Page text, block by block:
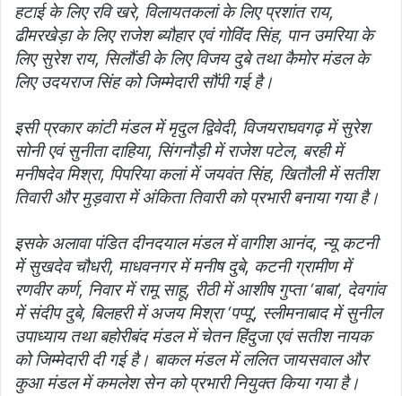
हटाई के लिए रवि खरे, विलायतकलां के लिए प्रशांत राय,
ढीमरखेड़ा के लिए राजेश ब्यौहार एवं गोविंद सिंह, पान उमरिया के
लिए सुरेश राय, सिलौंडी के लिए विजय दुबे तथा कैमोर मंडल के
लिए उदयराज सिंह को जिम्मेदारी सौंपी गई है।
इसी प्रकार कांटी मंडल में मृदुल द्विवेदी, विजयराघवगढ़ में सुरेश
सोनी एवं सुनीता दाहिया, सिंगनौड़ी में राजेश पटेल, बरही में
मनीषदेव मिश्रा, पिपरिया कलां में जयवंत सिंह, खितौली में सतीश
तिवारी और मुड़वारा में अंकिता तिवारी को प्रभारी बनाया गया है।
इसके अलावा पंडित दीनदयाल मंडल में वागीश आनंद, न्यू कटनी
में सुखदेव चौधरी, माधवनगर में मनीष दुबे, कटनी ग्रामीण में
रणवीर कर्ण, निवार में रामू साहू, रीठी में आशीष गुप्ता ‘बाबा’, देवगांव
में संदीप दुबे, बिलहरी में अजय मिश्रा ‘पप्पू’, स्लीमनाबाद में सुनील
उपाध्याय तथा बहोरीबंद मंडल में चेतन हिंदुजा एवं सतीश नायक
को जिम्मेदारी दी गई है। बाकल मंडल में ललित जायसवाल और
कुआ मंडल में कमलेश सेन को प्रभारी नियुक्त किया गया है।